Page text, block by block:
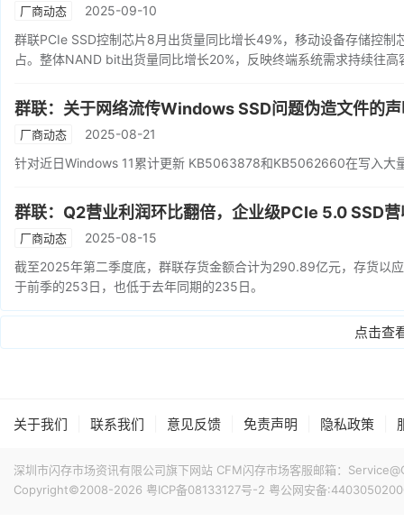
厂商动态
2025-09-10
群联PCIe SSD控制芯片8月出货量同比增长49%，移动设备存储控
占。整体NAND bit出货量同比增长20%，反映终端系统需求持续往高
群联：关于网络流传Windows SSD问题伪造文件的
厂商动态
2025-08-21
针对近日Windows 11累计更新 KB5063878和KB5062660在写入大
群联：Q2营业利润环比翻倍，企业级PCIe 5.0 SSD
厂商动态
2025-08-15
截至2025年第二季度底，群联存货金额合计为290.89亿元，存货以
于前季的253日，也低于去年同期的235日。
点击查
关于我们 联系我们 意见反馈 免责声明 隐私政策
深圳市闪存市场资讯有限公司旗下网站 CFM闪存市场客服邮箱：
Copyright©2008-2026 粤ICP备08133127号-2 粤公网安备